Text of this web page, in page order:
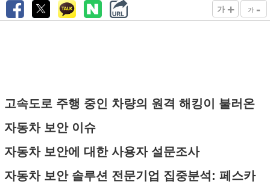
가 + 가 -
고속도로 주행 중인 차량의 원격 해킹이 불러온
자동차 보안 이슈
자동차 보안에 대한 사용자 설문조사
자동차 보안 솔루션 전문기업 집중분석: 페스카